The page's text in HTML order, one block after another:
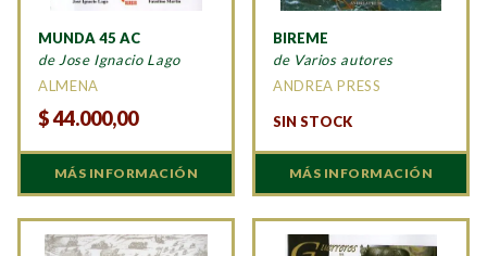
MUNDA 45 AC
de Jose Ignacio Lago
ALMENA
$44.000,00
MÁS INFORMACIÓN
BIREME
de Varios autores
ANDREA PRESS
SIN STOCK
MÁS INFORMACIÓN